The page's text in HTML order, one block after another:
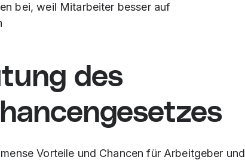
bei, weil Mitarbeiter besser auf
des
Vorteile und Chancen für Arbeitgeber und